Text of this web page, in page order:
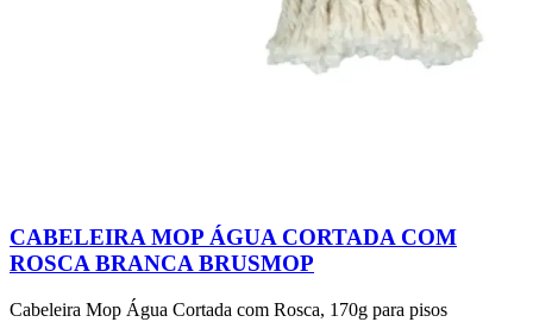
CABELEIRA MOP ÁGUA CORTADA COM
ROSCA BRANCA BRUSMOP
Cabeleira Mop Água Cortada com Rosca, 170g para pisos